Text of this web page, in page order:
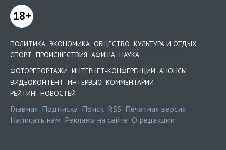
18+
ПОЛИТИКА ЭКОНОМИКА ОБЩЕСТВО КУЛЬТУРА И ОТДЫХ
СПОРТ ПРОИСШЕСТВИЯ АФИША НАУКА
ФОТОРЕПОРТАЖИ ИНТЕРНЕТ-КОНФЕРЕНЦИИ АНОНСЫ
ВИДЕОКОНТЕНТ ИНТЕРВЬЮ КОММЕНТАРИИ
РЕЙТИНГ НОВОСТЕЙ
Главная Подписка Поиск RSS Печатная версия
Написать нам Реклама на сайте О редакции